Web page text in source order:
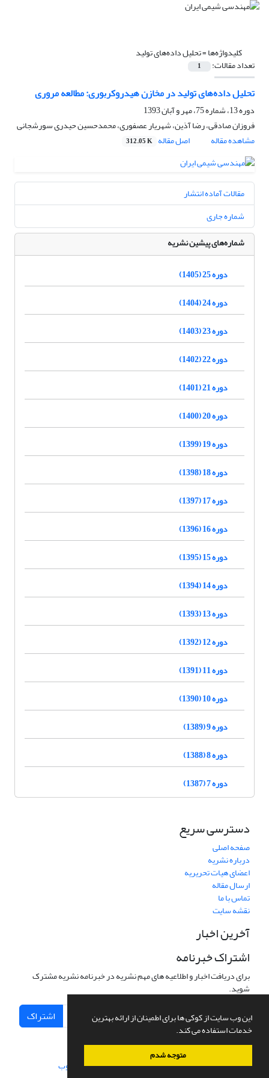
این وب سایت از کوکی ها برای اطمینان از ارائه بهترین
خدمات استفاده می کند.
متوجه شدم
کلیدواژه‌ها =تحلیل داده‌های تولید
تعداد مقالات: 1
تحلیل داده‌های تولید در مخازن هیدروکربوری: مطالعه مروری
دوره 13، شماره 75، مهر و آبان 1393
فروزان صادقی، رضا آذین، شهریار عصفوری، محمدحسین حیدری سورشجانی
مشاهده مقاله
اصل مقاله 312.05 K
مقالات آماده انتشار
شماره جاری
شماره‌های پیشین نشریه
دوره 25 (1405)
دوره 24 (1404)
دوره 23 (1403)
دوره 22 (1402)
دوره 21 (1401)
دوره 20 (1400)
دوره 19 (1399)
دوره 18 (1398)
دوره 17 (1397)
دوره 16 (1396)
دوره 15 (1395)
دوره 14 (1394)
دوره 13 (1393)
دوره 12 (1392)
دوره 11 (1391)
دوره 10 (1390)
دوره 9 (1389)
دوره 8 (1388)
دوره 7 (1387)
دسترسی سریع
صفحه اصلی
درباره نشریه
اعضای هیات تحریریه
ارسال مقاله
تماس با ما
نقشه سایت
آخرین اخبار
اشتراک خبرنامه
برای دریافت اخبار و اطلاعیه های مهم نشریه در خبرنامه نشریه مشترک
شوید.
اشتراک
سامانه مدیریت نشریات علمی.طراحی و پیاده سازی از سیناوب